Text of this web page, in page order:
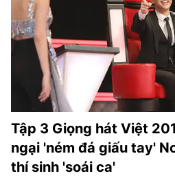
Tập 3 Giọng hát Việt
ngại 'ném đá giấu tay'
thí sinh 'soái ca'